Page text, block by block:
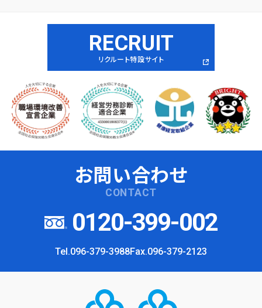
RECRUIT
リクルート特設サイト
お問い合わせ
CONTACT
0120-399-002
Tel.096-379-3988Fax.096-379-2123